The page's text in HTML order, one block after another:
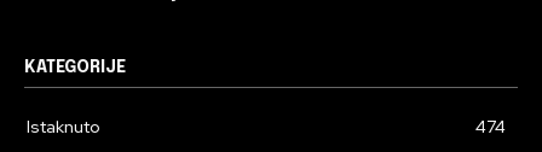
KATEGORIJE
Istaknuto
474